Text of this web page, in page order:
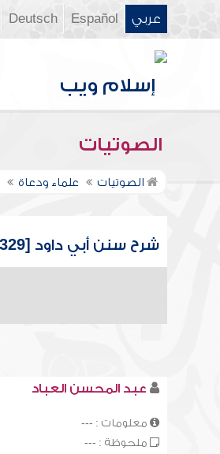
عربي Español
Deutsch
الصوتيات
الصوتيات علماء ودعاة
شرح سنن أبي داود [329]
عبد المحسن العباد
معلومات : ---
ملحوظة : ---